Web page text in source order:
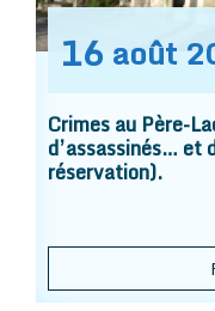
16 août
Crimes au Père-
d’assassinés… et
réservation).